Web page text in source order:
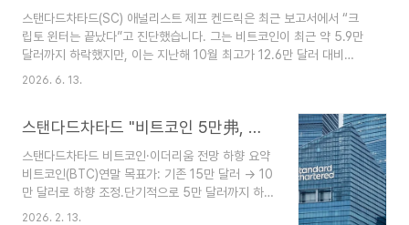
스탠다드차타드(SC) 애널리스트 제프 켄드릭은 최근 보고서에서 “크
립토 윈터는 끝났다”고 진단했습니다. 그는 비트코인이 최근 약 5.9만
달러까지 하락했지만, 이는 지난해 10월 최고가 12.6만 달러 대비
53% 떨어진 최저점 구간이었다고 설명했습니다. 따라서 암호화폐 시
X의 역사적인 IPO와 같은 글로벌 이벤트가 최근 몇 달간 부진했던 암
호화폐 시장에 새로운 촉매제가 될 수 있다고 덧붙였습니다. 즉, SC는
단순한 가격 반등을 넘어 지정학적·산업적 요인이 시장 회복을 뒷받침
할 것이라고 보고 있는 셈입니다.흥미로운 점은, 이런 분석이 투자자 심
리에 어떤 영향을 줄지입..
2026. 6. 13.
스탠다드차타드 "비트코인 5만弗, 이더리움 1400弗까지 하락 가능성"
스탠다드차타드 비트코인·이더리움 전망 하향 요약
비트코인(BTC)연말 목표가: 기존 15만 달러 → 10
만 달러로 하향 조정.단기적으로 5만 달러까지 하락
가능성 제시.최근 3개월 새 두 번째 하향 조정.현재
2026. 2. 13.